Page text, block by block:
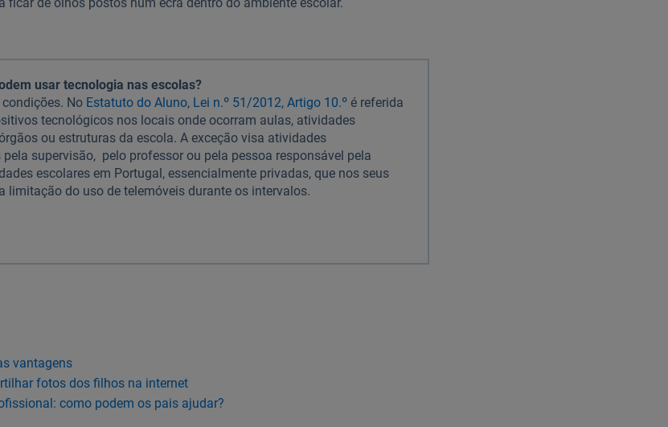
usar tecnologia nas escolas?
No Estatuto do Aluno, Lei n.º 51/2012, Artigo 10.º é referida
tecnológicos nos locais onde ocorram aulas, atividades
ou estruturas da escola. A exceção visa atividades
supervisão, pelo professor ou pela pessoa responsável pela
escolares em Portugal, essencialmente privadas, que nos seus
limitação do uso de telemóveis durante os intervalos.
vantagens
fotos dos filhos na internet
como podem os pais ajudar?